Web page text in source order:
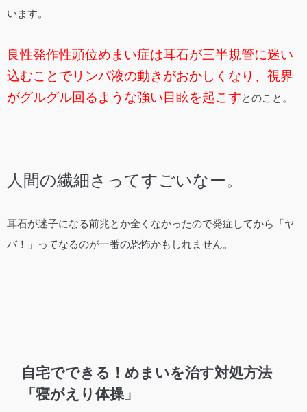
います。
良性発作性頭位めまい症は耳石が三半規管に迷い
込むことでリンパ液の動きがおかしくなり、視界
がグルグル回るような強い目眩を起こすとのこと。
人間の繊細さってすごいなー。
耳石が迷子になる前兆とか全くなかったので発症してから「ヤ
バ！」ってなるのが一番の恐怖かもしれません。
自宅でできる！めまいを治す対処方法
「寝がえり体操」